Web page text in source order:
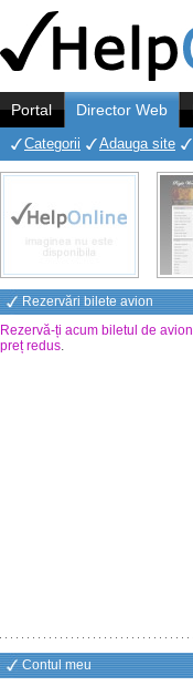
Portal Director Web
Categorii Adauga site
Rezervări bilete avion
Rezervă-ți acum biletul de
preț redus.
Contul meu